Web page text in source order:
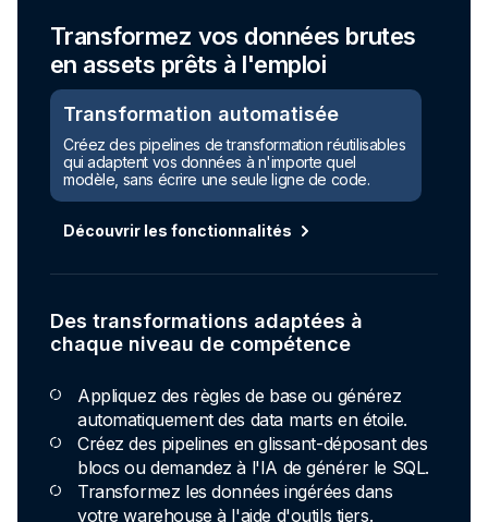
Transformez vos données brutes
en assets prêts à l'emploi
Transformation automatisée
Créez des pipelines de transformation réutilisables
qui adaptent vos données à n'importe quel
modèle, sans écrire une seule ligne de code.
Découvrir les fonctionnalités
Des transformations adaptées à
chaque niveau de compétence
Appliquez des règles de base ou générez
automatiquement des data marts en étoile.
Créez des pipelines en glissant-déposant des
blocs ou demandez à l'IA de générer le SQL.
Transformez les données ingérées dans
votre warehouse à l'aide d'outils tiers.